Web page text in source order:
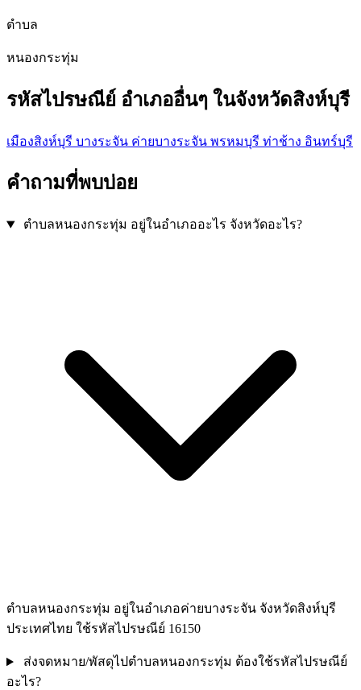
ตำบล
หนองกระทุ่ม
รหัสไปรษณีย์ อำเภออื่นๆ ในจังหวัดสิงห์บุรี
เมืองสิงห์บุรี บางระจัน ค่ายบางระจัน พรหมบุรี ท่าช้าง อินทร์บุรี
คำถามที่พบบ่อย
ตำบลหนองกระทุ่ม อยู่ในอำเภออะไร จังหวัดอะไร?
ตำบลหนองกระทุ่ม อยู่ในอำเภอค่ายบางระจัน จังหวัดสิงห์บุรี
ประเทศไทย ใช้รหัสไปรษณีย์ 16150
ส่งจดหมาย/พัสดุไปตำบลหนองกระทุ่ม ต้องใช้รหัสไปรษณีย์
อะไร?